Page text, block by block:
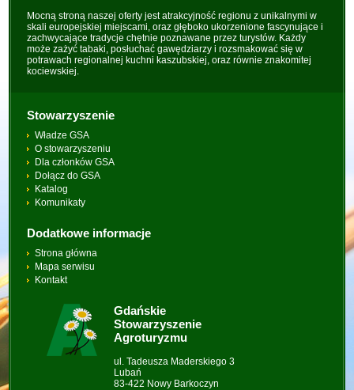
Mocną stroną naszej oferty jest atrakcyjność regionu z unikalnymi w
skali europejskiej miejscami, oraz głęboko ukorzenione fascynujące i
zachwycające tradycje chętnie poznawane przez turystów. Każdy
może zażyć tabaki, posłuchać gawędziarzy i rozsmakować się w
potrawach regionalnej kuchni kaszubskiej, oraz równie znakomitej
kociewskiej.
Stowarzyszenie
Władze GSA
O stowarzyszeniu
Dla członków GSA
Dołącz do GSA
Katalog
Komunikaty
Dodatkowe informacje
Strona główna
Mapa serwisu
Kontakt
Gdańskie
Stowarzyszenie
Agroturyzmu
ul. Tadeusza Maderskiego 3
Lubań
83-422 Nowy Barkoczyn